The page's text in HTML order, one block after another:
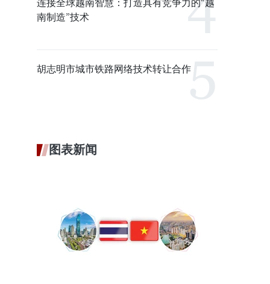
连接全球越南智慧：打造具有竞争力的“越
南制造”技术
胡志明市城市铁路网络技术转让合作
图表新闻